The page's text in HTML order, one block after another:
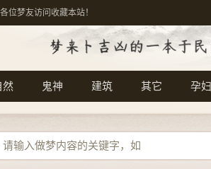
位梦友访问收藏本站！
然 鬼神 建筑 其它 孕妇